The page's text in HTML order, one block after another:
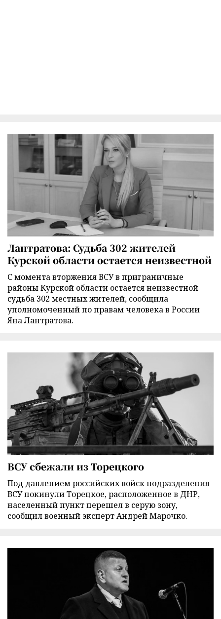
Лантратова: Судьба 302 жителей
Курской области остается неизвестной
С момента вторжения ВСУ в приграничные
районы Курской области остается неизвестной
судьба 302 местных жителей, сообщила
уполномоченный по правам человека в России
Яна Лантратова.
ВСУ сбежали из Торецкого
Под давлением российских войск подразделения
ВСУ покинули Торецкое, расположенное в ДНР,
населенный пункт перешел в серую зону,
сообщил военный эксперт Андрей Марочко.